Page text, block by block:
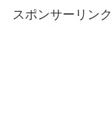
スポンサーリンク